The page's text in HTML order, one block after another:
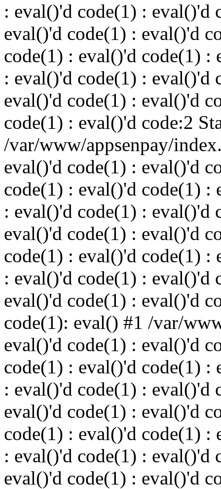
: eval()'d code(1) : eval()'d
eval()'d code(1) : eval()'d
code(1) : eval()'d code(1) :
: eval()'d code(1) : eval()'d
eval()'d code(1) : eval()'d
code(1) : eval()'d code:2
/var/www/appsenpay/
eval()'d code(1) : eval()'d
code(1) : eval()'d code(1) :
: eval()'d code(1) : eval()'d
eval()'d code(1) : eval()'d
code(1) : eval()'d code(1) :
: eval()'d code(1) : eval()'d
eval()'d code(1) : eval()'d
code(1): eval() #1 /var/
eval()'d code(1) : eval()'d
code(1) : eval()'d code(1) :
: eval()'d code(1) : eval()'d
eval()'d code(1) : eval()'d
code(1) : eval()'d code(1) :
: eval()'d code(1) : eval()'d
eval()'d code(1) : eval()'d